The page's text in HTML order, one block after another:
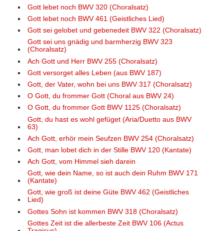
Gott lebet noch BWV 320 (Choralsatz)
Gott lebet noch BWV 461 (Geistliches Lied)
Gott sei gelobet und gebenedeit BWV 322 (Choralsatz)
Gott sei uns gnädig und barmherzig BWV 323
(Choralsatz)
Ach Gott und Herr BWV 255 (Choralsatz)
Gott versorget alles Leben (aus BWV 187)
Gott, der Vater, wohn bei uns BWV 317 (Choralsatz)
O Gott, du frommer Gott (Choral aus BWV 24)
O Gott, du frommer Gott BWV 1125 (Choralsatz)
Gott, du hast es wohl gefüget (Aria/Duetto aus BWV
63)
Ach Gott, erhör mein Seufzen BWV 254 (Choralsatz)
Gott, man lobet dich in der Stille BWV 120 (Kantate)
Ach Gott, vom Himmel sieh darein
Gott, wie dein Name, so ist auch dein Ruhm BWV 171
(Kantate)
Gott, wie groß ist deine Güte BWV 462 (Geistliches
Lied)
Gottes Sohn ist kommen BWV 318 (Choralsatz)
Gottes Zeit ist die allerbeste Zeit BWV 106 (Actus